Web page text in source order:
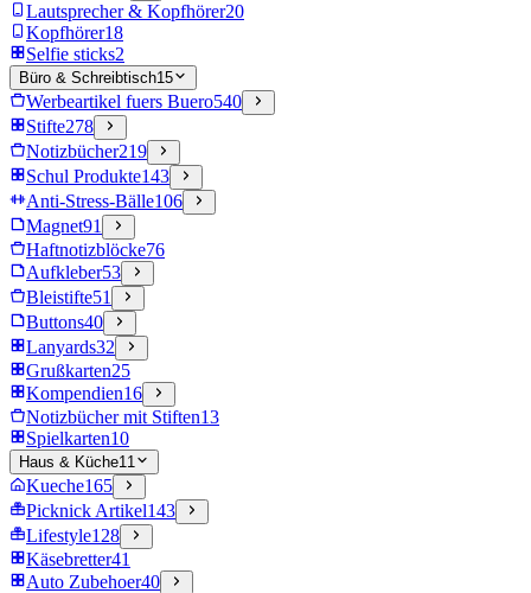
Lautsprecher & Kopfhörer20
Kopfhörer18
Selfie sticks2
Büro & Schreibtisch15
Werbeartikel fuers Buero540
Stifte278
Notizbücher219
Schul Produkte143
Anti-Stress-Bälle106
Magnet91
Haftnotizblöcke76
Aufkleber53
Bleistifte51
Buttons40
Lanyards32
Grußkarten25
Kompendien16
Notizbücher mit Stiften13
Spielkarten10
Haus & Küche11
Kueche165
Picknick Artikel143
Lifestyle128
Käsebretter41
Auto Zubehoer40